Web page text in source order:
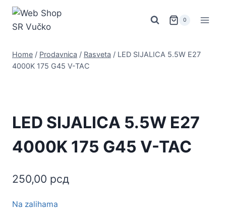
Skip
content
0
Home / Prodavnica / Rasveta / LED SIJALICA 5.5W E27
4000K 175 G45 V-TAC
LED SIJALICA 5.5W E27
4000K 175 G45 V-TAC
250,00 рсд
Na zalihama